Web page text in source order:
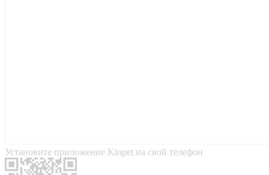
Установите приложение Kinpet на свой телефон